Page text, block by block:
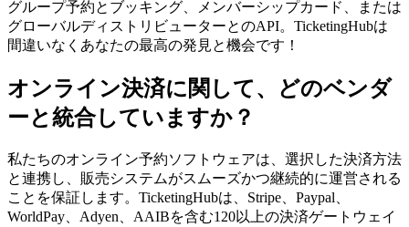
グループ予約とブッキング、メンバーシップカード、または
グローバルディストリビューターとのAPI。TicketingHubは
間違いなくあなたの最高の発見と機会です！
オンライン決済に関して、どのベンダ
ーと統合していますか？
私たちのオンライン予約ソフトウェアは、選択した決済方法
と連携し、販売システムがスムーズかつ継続的に運営される
ことを保証します。TicketingHubは、Stripe、Paypal、
WorldPay、Adyen、AAIBを含む120以上の決済ゲートウェイ